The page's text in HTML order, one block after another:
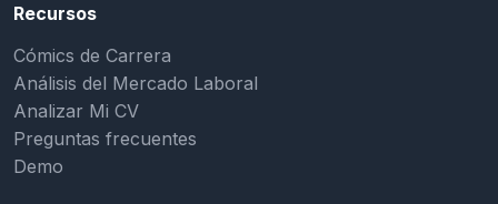
Recursos
Cómics de Carrera
Análisis del Mercado Laboral
Analizar Mi CV
Preguntas frecuentes
Demo